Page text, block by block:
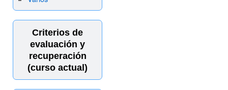
Criterios de
evaluación y
recuperación
(curso actual)